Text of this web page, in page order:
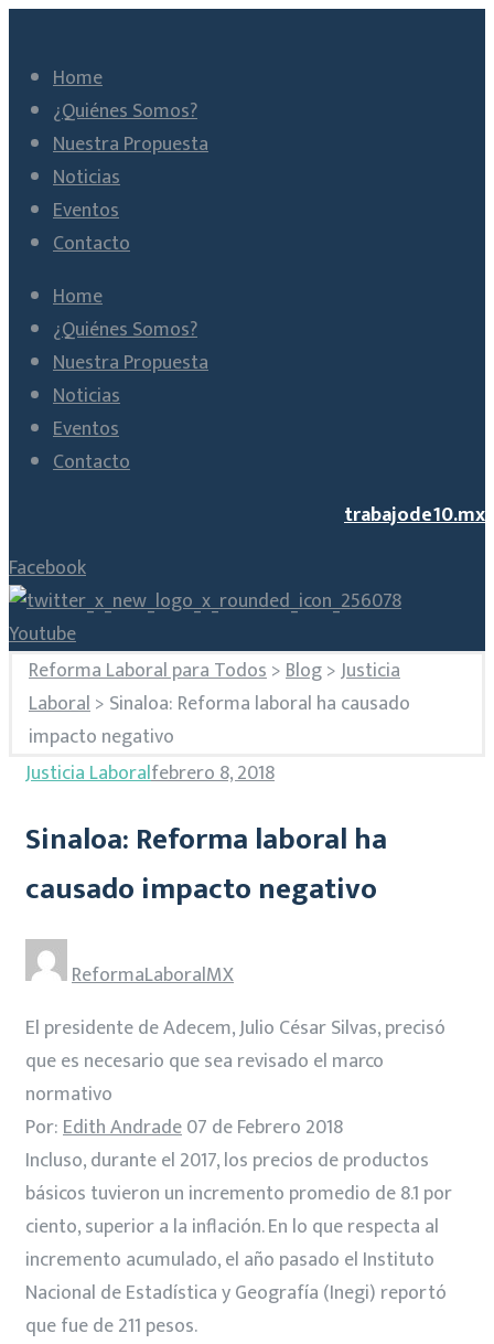
Home
¿Quiénes Somos?
Nuestra Propuesta
Noticias
Eventos
Contacto
Home
¿Quiénes Somos?
Nuestra Propuesta
Noticias
Eventos
Contacto
trabajode10.mx
Facebook
Youtube
Reforma Laboral para Todos>Blog>Justicia
Laboral> Sinaloa: Reforma laboral ha causado
impacto negativo
Justicia Laboralfebrero 8, 2018
Sinaloa: Reforma laboral ha
causado impacto negativo
ReformaLaboralMX
El presidente de Adecem, Julio César Silvas, precisó
que es necesario que sea revisado el marco
normativo
Por:Edith Andrade07 de Febrero 2018
Incluso, durante el 2017, los precios de productos
básicos tuvieron un incremento promedio de 8.1 por
ciento, superior a la inflación. En lo que respecta al
incremento acumulado, el año pasado el Instituto
Nacional de Estadística y Geografía (Inegi) reportó
que fue de 211 pesos.